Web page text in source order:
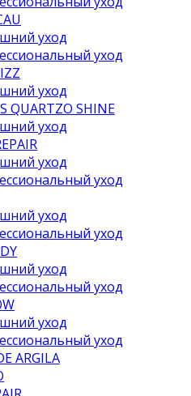
уход
уход
уход
QUARTZO SHINE
уход
уход
уход
уход
уход
уход
уход
уход
уход
ARGILA